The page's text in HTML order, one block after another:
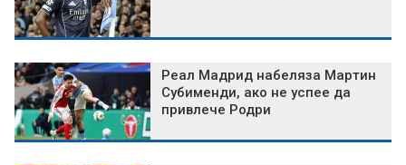
Реал Мадрид набеляза Мартин
Субименди, ако не успее да
привлече Родри